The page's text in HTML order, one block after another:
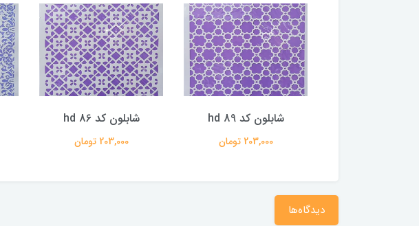
شابلون کد hd 89
203,000 تومان
شابلون کد hd 86
203,000 تومان
دیدگاه‌ها